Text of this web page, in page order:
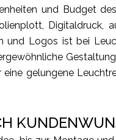
und Budget
Digitaldruck,
und Logos ist bei
gelungene